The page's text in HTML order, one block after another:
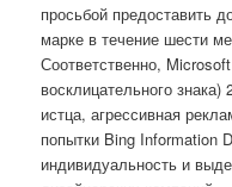
просьбой предоставить
марке в течение шести
Соответственно,
восклицательного
истца, агрессивная
попытки Bing Information
индивидуальность и